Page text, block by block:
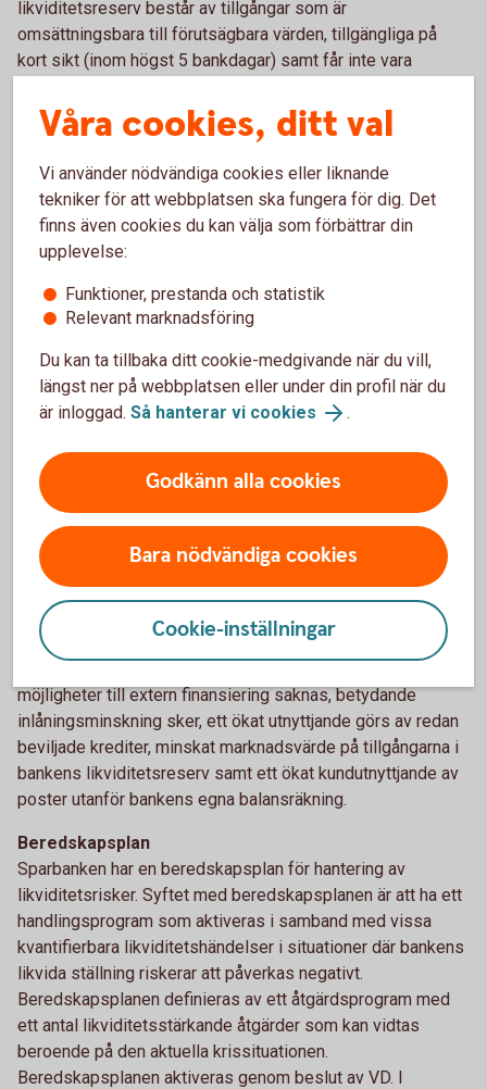
likviditetsreserv består av tillgångar som är
omsättningsbara till förutsägbara värden, tillgängliga på
kort sikt (inom högst 5 bankdagar) samt får inte vara
likviditetsbegränsande åtgärder.
Reglerna för stora exponeringar ska alltid beaktas vid
placering av likviditet.
Sparbanken ska ha en reserv bestående av högkvalitativa
likvida tillgångar (enligt Finansinspektionens definition i
FFFS 2010:7) för att säkerställa Sparbankens kortfristiga
vanligtvis tillgängliga finansieringskällor. Styrelsen har
fastslagit att likviditetsreserven ska uppgå till en nivå som
förhållanden eller alternativt en period av minst 30 dagar
under stressade scenarion.
Sparbanken finansierar utlåningen främst via inlåning från
allmänheten. Vidare förmedlar Sparbanken aktivt
fastighetslån mot Swedbank Hypotek. I den mån det
ytterligare skulle behövas finns en möjlighet att upprätta en
kreditfacilitet hos Swedbank.
Stresstest
Stresstest av bankens likviditetssituation utförs minst
möjligheter till extern finansiering saknas, betydande
inlåningsminskning sker, ett ökat utnyttjande görs av redan
beviljade krediter, minskat marknadsvärde på tillgångarna i
bankens likviditetsreserv samt ett ökat kundutnyttjande av
poster utanför bankens egna balansräkning.
Beredskapsplan
Sparbanken har en beredskapsplan för hantering av
likviditetsrisker. Syftet med beredskapsplanen är att ha ett
handlingsprogram som aktiveras i samband med vissa
kvantifierbara likviditetshändelser i situationer där bankens
likvida ställning riskerar att påverkas negativt.
Beredskapsplanen definieras av ett åtgärdsprogram med
ett antal likviditetsstärkande åtgärder som kan vidtas
beroende på den aktuella krissituationen.
Beredskapsplanen aktiveras genom beslut av VD. I
Våra cookies, ditt val
Vi använder nödvändiga cookies eller liknande
tekniker för att webbplatsen ska fungera för dig. Det
finns även cookies du kan välja som förbättrar din
upplevelse:
Funktioner, prestanda och statistik
Relevant marknadsföring
Du kan ta tillbaka ditt cookie-medgivande när du vill,
längst ner på webbplatsen eller under din profil när du
är inloggad. Så hanterar vi cookies .
Godkänn alla cookies
Bara nödvändiga cookies
Cookie-inställningar